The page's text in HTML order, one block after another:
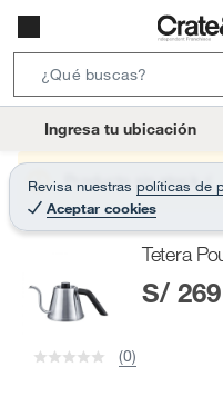
t
Ingresa tu ubicación
Revisa nuestras políticas de
Aceptar cookies
Producto sin stock :(
Tetera
S/ 269
(0)